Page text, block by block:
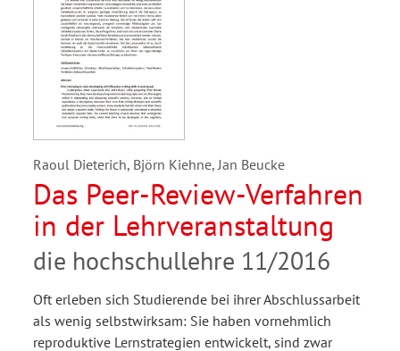
Raoul Dieterich, Björn Kiehne, Jan Beucke
Das Peer-Review-Verfahren
in der Lehrveranstaltung
die hochschullehre 11/2016
Oft erleben sich Studierende bei ihrer Abschlussarbeit
als wenig selbstwirksam: Sie haben vornehmlich
reproduktive Lernstrategien entwickelt, sind zwar